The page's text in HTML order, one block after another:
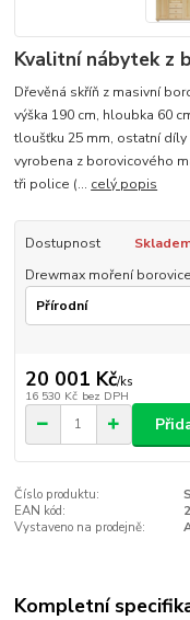
Kvalitní nábytek z
Dřevěná skříň z masivní
výška 190 cm, hloubka 60
tloušťku 25 mm, ostatní
vyrobena z borovicového
tři police (... celý popis
Dostupnost
Drewmax moření borovice
20 001 Kč/ks
16 530 Kč bez DPH
Číslo produktu:
EAN kód:
Vystaveno na prodejně:
Kompletní